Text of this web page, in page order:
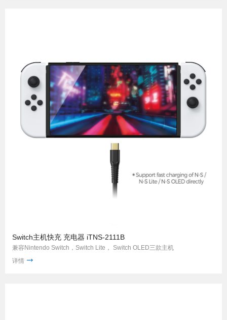
Switch主机快充 充电器 iTNS-2111B
兼容Nintendo Switch，Switch Lite， Switch OLED三款主机
详情